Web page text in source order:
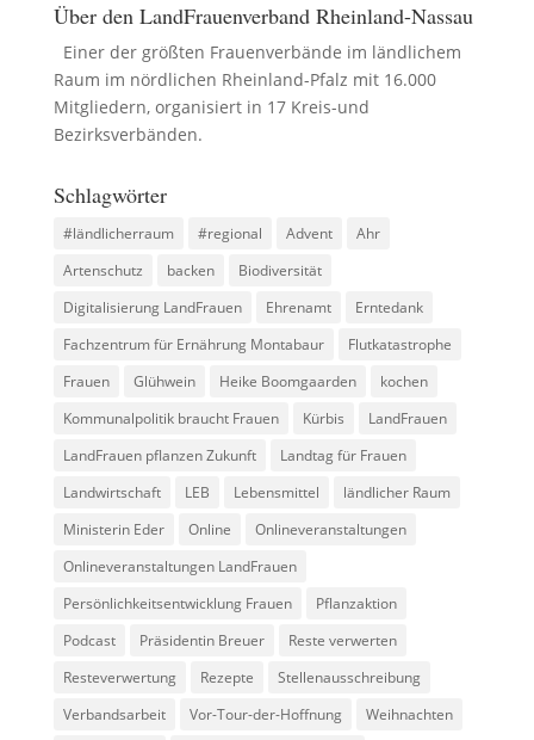
Über den LandFrauenverband Rheinland-Nassau
Einer der größten Frauenverbände im ländlichem
Raum im nördlichen Rheinland-Pfalz mit 16.000
Mitgliedern, organisiert in 17 Kreis-und
Bezirksverbänden.
Schlagwörter
#ländlicherraum #regional Advent
Ahr
Artenschutz
backen
Biodiversität
Digitalisierung LandFrauen
Ehrenamt
Erntedank
Fachzentrum für Ernährung Montabaur
Flutkatastrophe
Frauen
Glühwein Heike Boomgaarden
kochen
Kommunalpolitik braucht Frauen
Kürbis
LandFrauen
LandFrauen pflanzen Zukunft
Landtag für Frauen
Landwirtschaft
LEB Lebensmittel
ländlicher Raum
Ministerin Eder
Online
Onlineveranstaltungen
Onlineveranstaltungen LandFrauen
Persönlichkeitsentwicklung Frauen
Pflanzaktion
Podcast
Präsidentin Breuer
Reste verwerten
Resteverwertung
Rezepte
Stellenausschreibung
Verbandsarbeit
Vor-Tour-der-Hoffnung
Weihnachten